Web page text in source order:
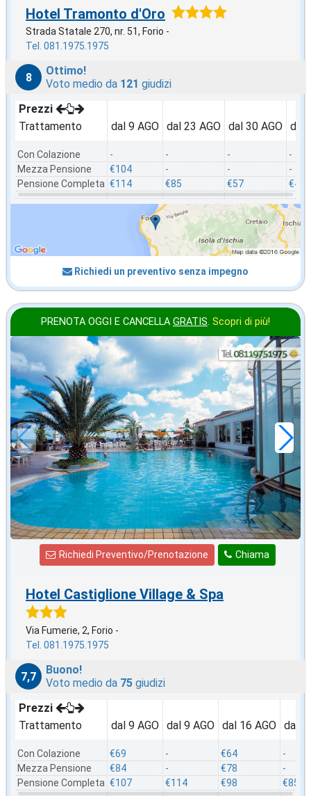
Hotel Tramonto d'Oro
Strada Statale 270, nr. 51, Forio -
Tel. 081.1975.1975
8
Ottimo!
Voto medio da 121 giudizi
Prezzi
Trattamento
Con Colazione
Mezza Pensione
Pensione Completa
dal 9 AGO
-
€104
€114
dal 23 AGO
-
-
€85
dal 30 AGO
-
-
€57
dal
-
-
€49
Richiedi un preventivo senza impegno
PRENOTA OGGI E CANCELLA GRATIS. Scopri di più!
2026 FERRAGOSTO
in offerta da
€69,86
a notte
Chiama
Richiedi Preventivo/Prenotazione
Hotel Castiglione Village & Spa
Via Fumerie, 2, Forio -
Tel. 081.1975.1975
7,7
Buono!
Voto medio da 75 giudizi
Prezzi
Trattamento
Con Colazione
Mezza Pensione
Pensione Completa
dal 9 AGO
€69
€84
€107
dal 9 AGO
-
-
€114
dal 16 AGO
€64
€78
€98
dal
-
-
€85